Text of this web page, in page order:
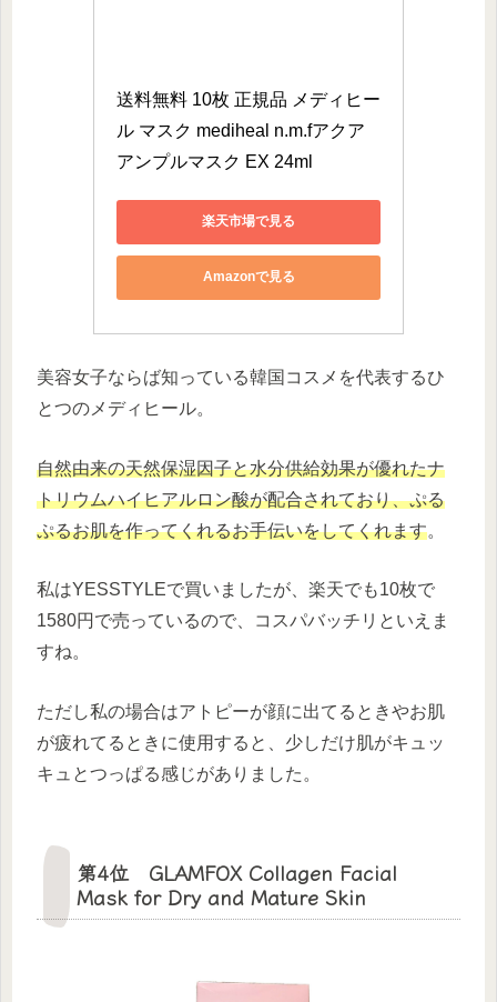
送料無料 10枚 正規品 メディヒー
ル マスク mediheal n.m.fアクア
アンプルマスク EX 24ml
楽天市場で見る
Amazonで見る
美容女子ならば知っている韓国コスメを代表するひ
とつのメディヒール。
自然由来の天然保湿因子と水分供給効果が優れたナ
トリウムハイヒアルロン酸が配合されており、ぷる
ぷるお肌を作ってくれるお手伝いをしてくれます。
私はYESSTYLEで買いましたが、楽天でも10枚で
1580円で売っているので、コスパバッチリといえま
すね。
ただし私の場合はアトピーが顔に出てるときやお肌
が疲れてるときに使用すると、少しだけ肌がキュッ
キュとつっぱる感じがありました。
第4位 GLAMFOX Collagen Facial
Mask for Dry and Mature Skin